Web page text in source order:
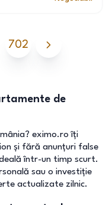
702
de
eximo.ro îți
și fără anunțuri false
într-un timp scurt.
sau o investiție
actualizate zilnic.